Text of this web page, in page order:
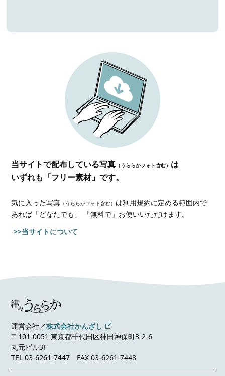
当サイトで配布している写真 （うららかフォト含む） は
いずれも「フリー素材」です。
気に入った写真 （うららかフォト含む） は利用規約に定める範囲内で
あれば「どなたでも」 「無料で」お使いいただけます。
>>当サイトについて
運営会社／株式会社かんざし
〒101-0051 東京都千代田区神田神保町3-2-6
丸元ビル3F
TEL03-6261-7447 FAX 03-6261-7448